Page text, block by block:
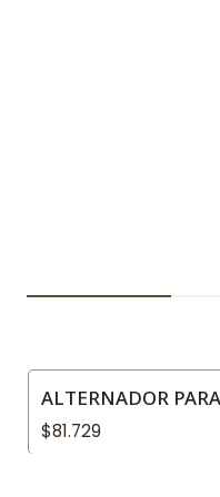
ALTERNADOR
$81.729